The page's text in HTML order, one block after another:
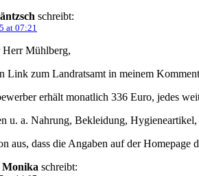
schreibt:
at 07:21
Herr Mühlberg,
Link zum Landratsamt in meinem
erhält monatlich 336 Euro, jedes
u. a. Nahrung, Bekleidung,
aus, dass die Angaben auf der
Monika schreibt: